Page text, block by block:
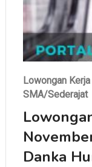
Lowongan
SMA/Sederajat
Danka